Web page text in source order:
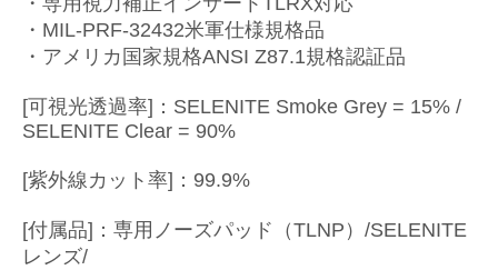
・MIL-PRF-32432米軍仕様規格品
・アメリカ国家規格ANSI Z87.1規格認証品
[可視光透過率]：SELENITE Smoke Grey = 15% /
SELENITE Clear = 90%
[紫外線カット率]：99.9%
[付属品]：専用ノーズパッド（TLNP）/SELENITE
レンズ/